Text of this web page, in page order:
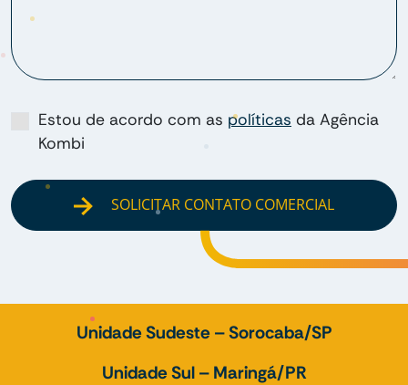
Estou de acordo com as políticas da Agência
Kombi
SOLICITAR CONTATO COMERCIAL
Unidade Sudeste – Sorocaba/SP
Unidade Sul – Maringá/PR